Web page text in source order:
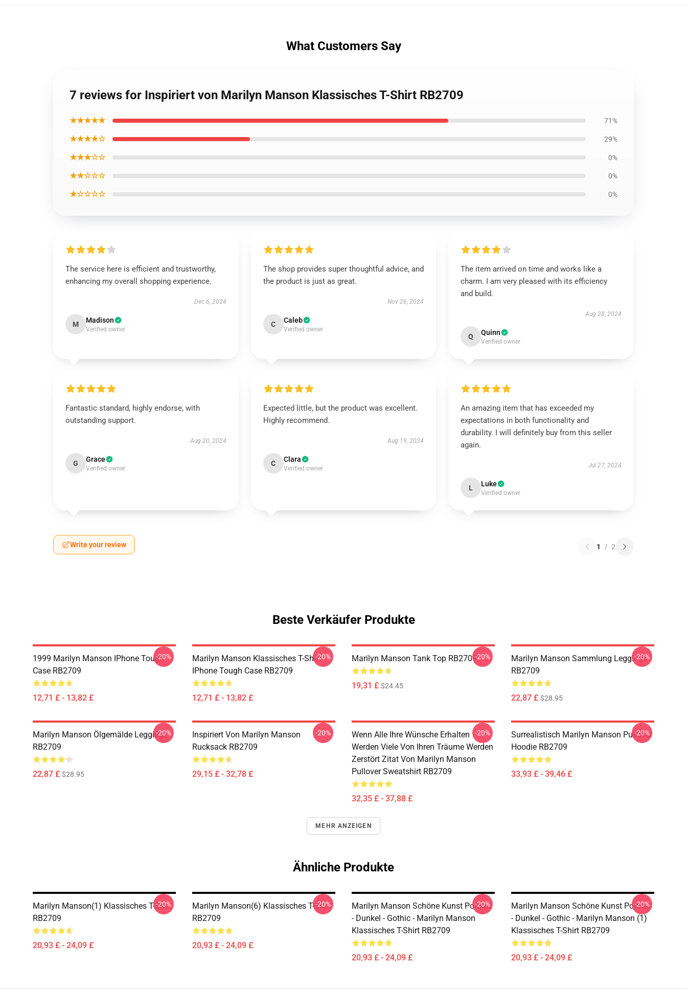
What Customers Say
7 reviews for Inspiriert von Marilyn Manson Klassisches T-Shirt RB2709
★★★★★ 71%
★★★★☆ 29%
★★★☆☆ 0%
★★☆☆☆ 0%
★☆☆☆☆ 0%
The service here is efficient and trustworthy,
enhancing my overall shopping experience.
Dec 6, 2024
M Madison
Verified owner
The shop provides super thoughtful advice, and
the product is just as great.
Nov 26, 2024
C Caleb
Verified owner
The item arrived on time and works like a
charm. I am very pleased with its efficiency
and build.
Aug 28, 2024
Q Quinn
Verified owner
Fantastic standard, highly endorse, with
outstanding support.
Aug 20, 2024
G Grace
Verified owner
Expected little, but the product was excellent.
Highly recommend.
Aug 19, 2024
C Clara
Verified owner
An amazing item that has exceeded my
expectations in both functionality and
durability. I will definitely buy from this seller
again.
Jul 27, 2024
L Luke
Verified owner
Write your review 1 / 2
Beste Verkäufer Produkte
1999 Marilyn Manson IPhone Tough
Case RB2709
12,71 £ - 13,82 £
-20%
Marilyn Manson Klassisches T-Shirt
IPhone Tough Case RB2709
12,71 £ - 13,82 £
-20% Marilyn Manson Tank Top RB2709
19,31 £ $24.45
-20%
Marilyn Manson Sammlung Leggings
RB2709
22,87 £ $28.95
-20%
Marilyn Manson Ölgemälde Leggings
RB2709
22,87 £ $28.95
-20%
Inspiriert Von Marilyn Manson
Rucksack RB2709
29,15 £ - 32,78 £
-20%
Wenn Alle Ihre Wünsche Erhalten
Werden Viele Von Ihren Träume Werden
Zerstört Zitat Von Marilyn Manson
Pullover Sweatshirt RB2709
32,35 £ - 37,88 £
-20%
Surrealistisch Marilyn Manson Pullover
Hoodie RB2709
33,93 £ - 39,46 £
-20%
MEHR ANZEIGEN
Ähnliche Produkte
Marilyn Manson(1) Klassisches T-Shirt
RB2709
20,93 £ - 24,09 £
-20%
Marilyn Manson(6) Klassisches T-Shirt
RB2709
20,93 £ - 24,09 £
-20%
Marilyn Manson Schöne Kunst Portrait
- Dunkel - Gothic - Marilyn Manson
Klassisches T-Shirt RB2709
20,93 £ - 24,09 £
-20%
Marilyn Manson Schöne Kunst Portrait
- Dunkel - Gothic - Marilyn Manson (1)
Klassisches T-Shirt RB2709
20,93 £ - 24,09 £
-20%